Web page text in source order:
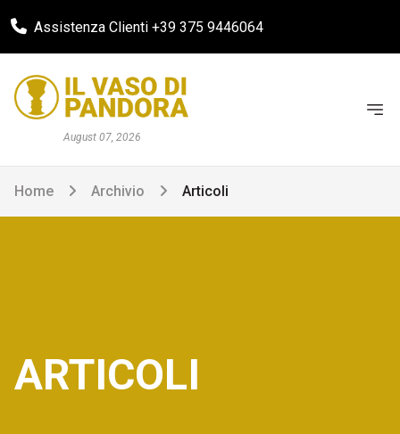
Assistenza Clienti +39 375 9446064
August 07, 2026
Home Archivio Articoli
ARTICOLI